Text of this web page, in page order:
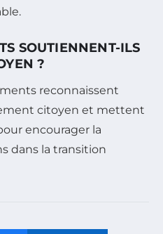
SOUTIENNENT-ILS
?
reconnaissent
citoyen et mettent
encourager la
dans la transition